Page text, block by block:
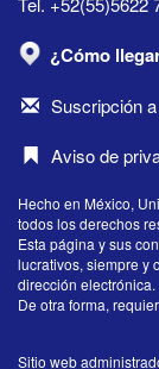
¿Cómo
Suscripción
Aviso de
Hecho en México,
todos los derechos
Esta página y sus
lucrativos, siempre y
dirección electrónica.
De otra forma,
Sitio web